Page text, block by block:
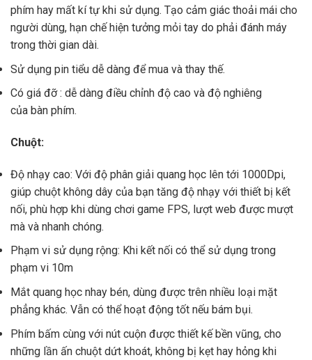
phím hay mất kí tự khi sử dụng. Tạo cảm giác thoải mái cho
người dùng, hạn chế hiện tưởng mỏi tay do phải đánh máy
trong thời gian dài.
Sử dụng pin tiểu dễ dàng để mua và thay thế.
Có giá đỡ : dễ dàng điều chỉnh độ cao và độ nghiêng
của bàn phím.
Chuột:
Độ nhạy cao: Với độ phân giải quang học lên tới 1000Dpi,
giúp chuột không dây của bạn tăng độ nhạy với thiết bị kết
nối, phù hợp khi dùng chơi game FPS, lượt web được mượt
mà và nhanh chóng.
Phạm vi sử dụng rộng: Khi kết nối có thể sử dụng trong
phạm vi 10m
Mắt quang học nhay bén, dùng được trên nhiều loại mặt
phẳng khác. Vẫn có thể hoạt động tốt nếu bám bụi.
Phím bấm cùng với nút cuộn được thiết kế bền vũng, cho
những lần ấn chuột dứt khoát, không bị kẹt hay hỏng khi